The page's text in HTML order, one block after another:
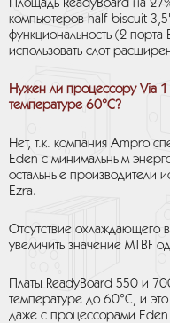
Площадь ReadyBoard на
компьютеров half-biscuit
функциональность (2
использовать слот
Нужен ли процессору Via 1
температуре 60°С?
Нет, т.к. компания Ampro
Eden с минимальным
остальные производители
Ezra.
Отсутствие охлаждающего
увеличить значение MTBF
Платы ReadyBoard 550 и
температуре до 60°С, и
даже с процессорами Eden